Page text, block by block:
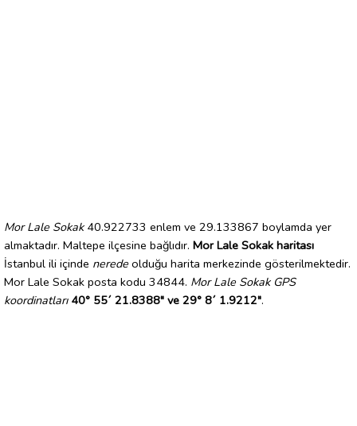
Mor Lale Sokak40.922733 enlem ve 29.133867 boylamda yer
almaktadır. Maltepe ilçesine bağlıdır. Mor Lale Sokak haritası
İstanbul ili içinde nerede olduğu harita merkezinde gösterilmektedir.
Mor Lale Sokak posta kodu 34844. Mor Lale Sokak GPS
koordinatları 40° 55´ 21.8388" ve 29° 8´ 1.9212".